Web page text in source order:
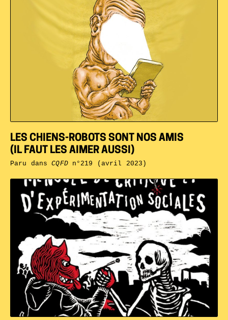
LES CHIENS-ROBOTS SONT NOS AMIS
(IL FAUT LES AIMER AUSSI)
Paru dansCQFDn°219 (avril 2023)